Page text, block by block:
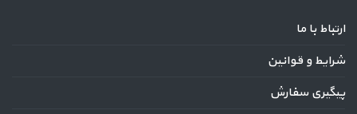
ارتباط با ما
شرایط و قوانین
پیگیری سفارش